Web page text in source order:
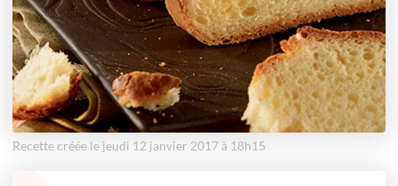
Recette créée le jeudi 12 janvier 2017 à 18h15